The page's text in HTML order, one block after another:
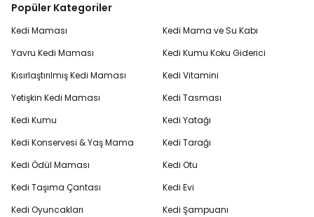
Popüler Kategoriler
Kedi Maması
Yavru Kedi Maması
Kısırlaştırılmış Kedi Maması
Yetişkin Kedi Maması
Kedi Kumu
Kedi Konservesi & Yaş Mama
Kedi Ödül Maması
Kedi Taşıma Çantası
Kedi Oyuncakları
Kedi Mama ve Su Kabı
Kedi Kumu Koku Giderici
Kedi Vitamini
Kedi Tasması
Kedi Yatağı
Kedi Tarağı
Kedi Otu
Kedi Evi
Kedi Şampuanı